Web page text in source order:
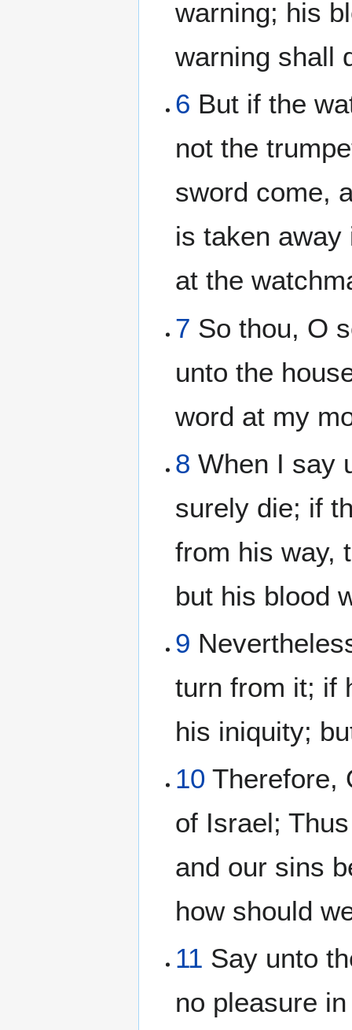
warning; his
warning shall
6 But if the
not the
sword come,
is taken
at the
7 So thou, O
unto the
word at my
8 When I say
surely die; if
from his way,
but his blood
9
turn from it; if
his iniquity;
10 Therefore,
of Israel;
and our sins
how should
11 Say unto
no pleasure